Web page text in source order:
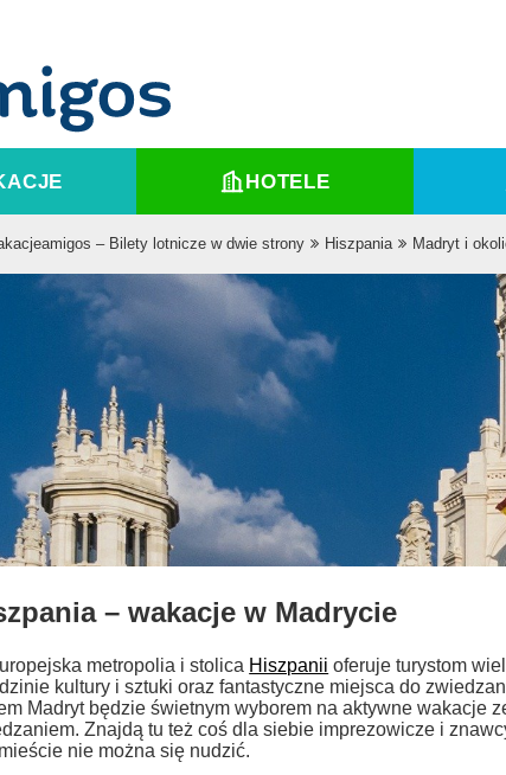
HOTELE
– Bilety lotnicze w dwie strony Hiszpania Madryt i
– wakacje w Madrycie
metropolia i stolica Hiszpanii oferuje turystom
kultury i sztuki oraz fantastyczne miejsca do
Madryt będzie świetnym wyborem na aktywne wakacje
Znajdą tu też coś dla siebie imprezowicze i
nie można się nudzić.